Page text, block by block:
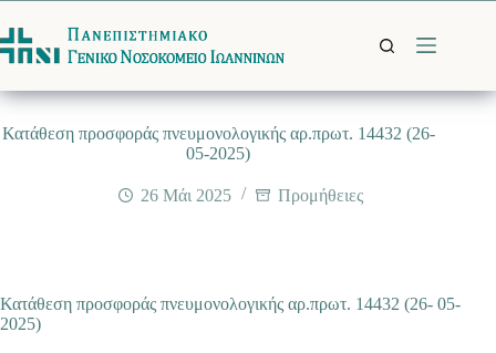
στο
περιεχόμενο
Κατάθεση προσφοράς πνευμονολογικής αρ.πρωτ. 14432 (26-
05-2025)
26 Μάι 2025 Προμήθειες
Κατάθεση προσφοράς πνευμονολογικής αρ.πρωτ. 14432 (26- 05-
2025)